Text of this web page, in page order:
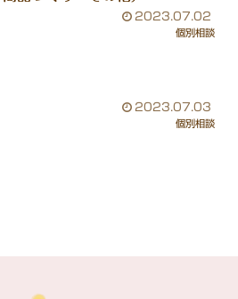
2023.07.02
個別相談
2023.07.03
個別相談